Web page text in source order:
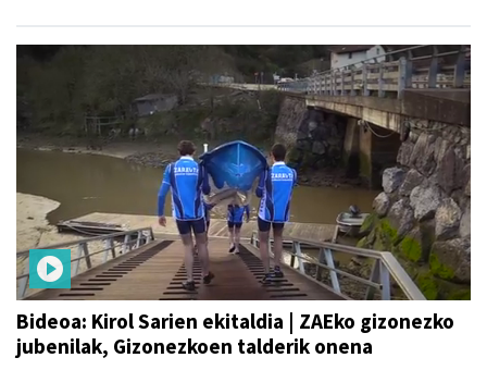
Bideoa: Kirol Sarien ekitaldia | ZAEko gizonezko
jubenilak, Gizonezkoen talderik onena